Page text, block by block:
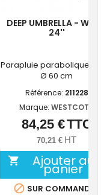
DEEP UMBRELLA - WHITE
24''
Parapluie parabolique
Ø 60 cm
Référence: 211228
Marque: WESTCOTT
Prix
84,25 €TTC
70,21 € HT
 Ajouter au
panier
 SUR COMMANDE